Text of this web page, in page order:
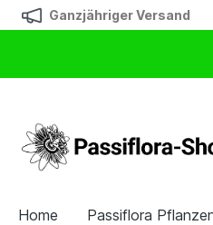
Ganzjähriger Versand
Home Passiflora